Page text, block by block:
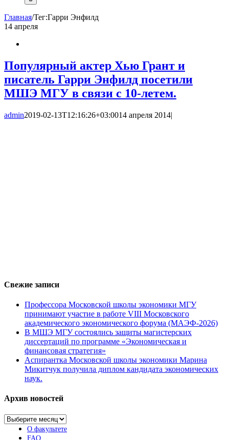
Главная/Тег:Гарри Энфилд
14 апреля
Популярный актер Хью Грант и
писатель Гарри Энфилд посетили
МШЭ МГУ в связи с 10-летем.
admin2019-02-13T12:16:26+03:0014 апреля 2014|
Свежие записи
Профессора Московской школы экономики МГУ
принимают участие в работе VIII Московского
академического экономического форума (МАЭФ-2026)
В МШЭ МГУ состоялись защиты магистерских
диссертаций по программе «Экономическая и
финансовая стратегия»
Аспирантка Московской школы экономики Марина
Микитчук получила диплом кандидата экономических
наук.
Архив новостей
Архив
новостейО факультете
FAQ